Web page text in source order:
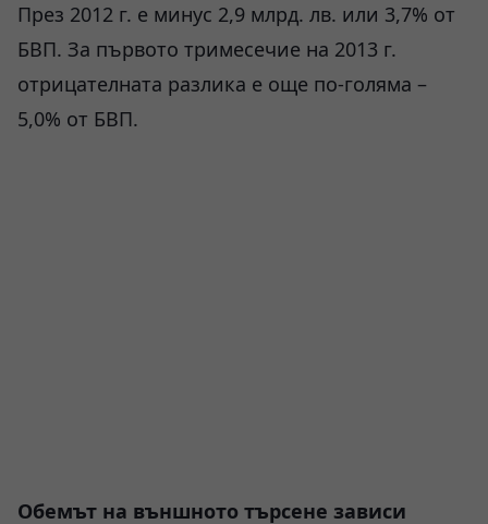
През 2012 г. е минус 2,9 млрд. лв. или 3,7% от
БВП. За първото тримесечие на 2013 г.
отрицателната разлика е още по-голяма –
5,0% от БВП.
Обемът на външното търсене зависи